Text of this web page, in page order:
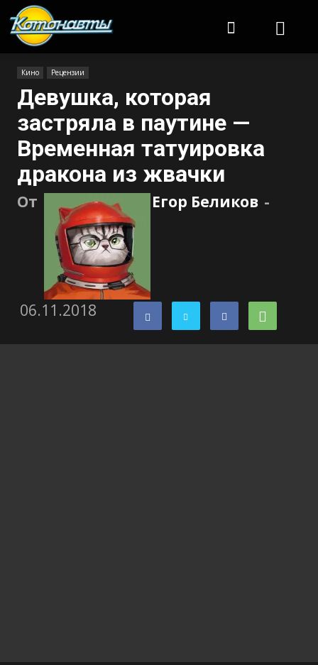
Кино Рецензии
Девушка, которая
застряла в паутине —
Временная татуировка
дракона из жвачки
От Егор Беликов -
06.11.2018